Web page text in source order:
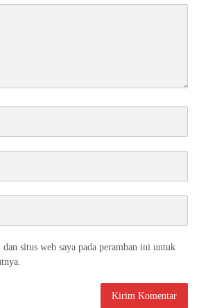
situs web saya pada peramban ini untuk